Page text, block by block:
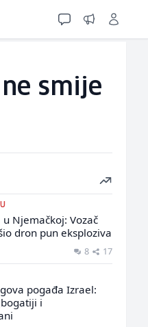
smije
Njemačkoj: Vozač
dron pun eksploziva
8 17
pogađa Izrael:
i